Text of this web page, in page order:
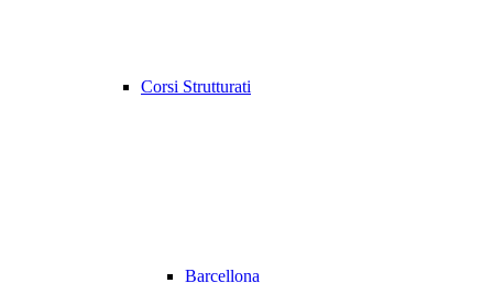
Corsi Strutturati
Barcellona